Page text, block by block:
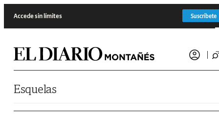
Accede sin límites Suscríbete
Esquelas